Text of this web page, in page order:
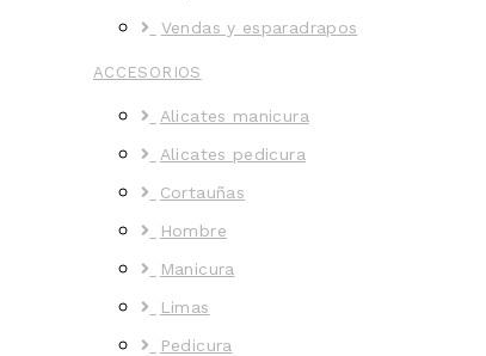
Vendas y esparadrapos
ACCESORIOS
Alicates manicura
Alicates pedicura
Cortauñas
Hombre
Manicura
Limas
Pedicura